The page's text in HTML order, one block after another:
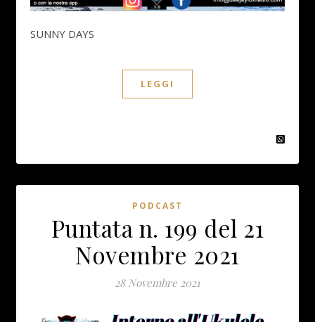
SUNNY DAYS
LEGGI
PODCAST
Puntata n. 199 del 21
Novembre 2021
28 Novembre 2021